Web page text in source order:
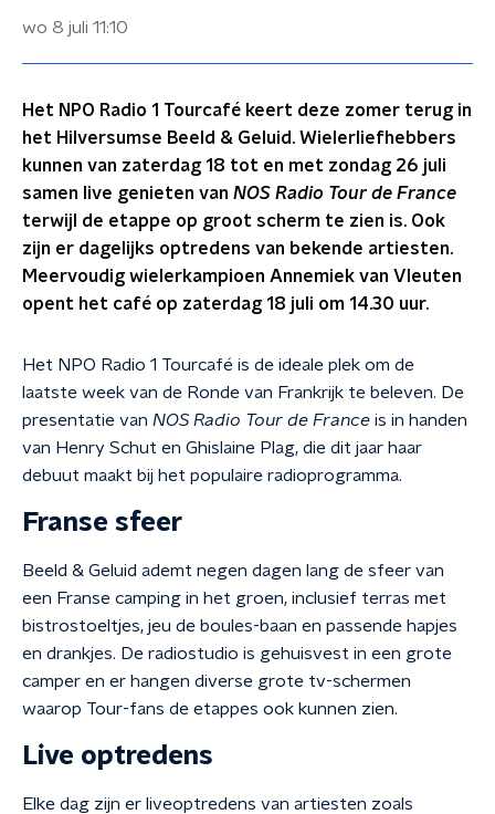
wo 8 juli 11:10
Het NPO Radio 1 Tourcafé keert deze zomer terug in
het Hilversumse Beeld & Geluid. Wielerliefhebbers
kunnen van zaterdag 18 tot en met zondag 26 juli
samen live genieten van NOS Radio Tour de France
terwijl de etappe op groot scherm te zien is. Ook
zijn er dagelijks optredens van bekende artiesten.
Meervoudig wielerkampioen Annemiek van Vleuten
opent het café op zaterdag 18 juli om 14.30 uur.
Het NPO Radio 1 Tourcafé is de ideale plek om de
laatste week van de Ronde van Frankrijk te beleven. De
presentatie van NOS Radio Tour de France is in handen
van Henry Schut en Ghislaine Plag, die dit jaar haar
debuut maakt bij het populaire radioprogramma.
Franse sfeer
Beeld & Geluid ademt negen dagen lang de sfeer van
een Franse camping in het groen, inclusief terras met
bistrostoeltjes, jeu de boules-baan en passende hapjes
en drankjes. De radiostudio is gehuisvest in een grote
camper en er hangen diverse grote tv-schermen
waarop Tour-fans de etappes ook kunnen zien.
Live optredens
Elke dag zijn er liveoptredens van artiesten zoals